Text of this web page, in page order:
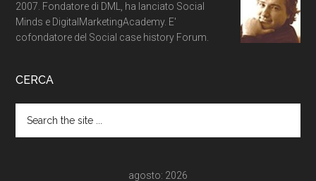
2007. Fondatore di DML, ha lanciato Social
Minds e DigitalMarketingAcademy. E'
cofondatore del Social case history Forum.
CERCA
agosto: 2026